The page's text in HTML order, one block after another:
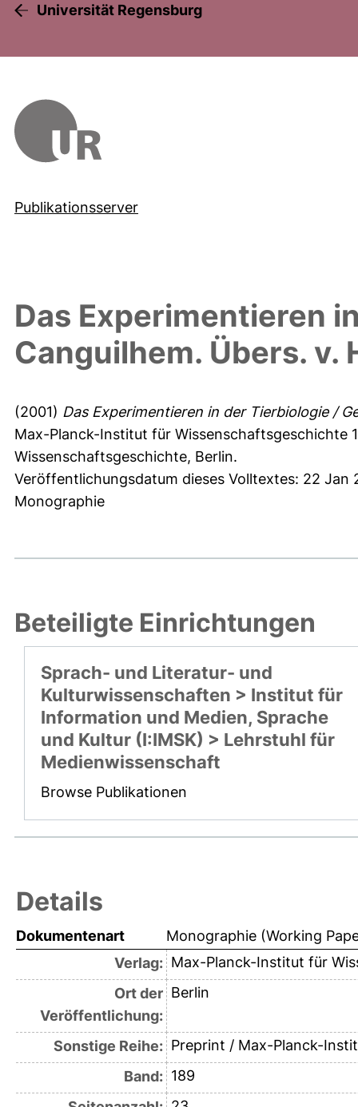
Universität Regensburg
Publikationsserver
Das Experimentieren
Canguilhem. Übers. v.
(2001) Das Experimentieren in der Tierbiologie /
Max-Planck-Institut für Wissenschaftsgeschichte
Wissenschaftsgeschichte, Berlin.
Veröffentlichungsdatum dieses Volltextes: 22 Jan
Monographie
Beteiligte Einrichtungen
Sprach- und Literatur- und
Kulturwissenschaften > Institut für
Information und Medien, Sprache
und Kultur (I:IMSK) > Lehrstuhl für
Medienwissenschaft
Browse Publikationen
Details
Dokumentenart
Monographie (Working
Verlag: Max-Planck-Institut für
Ort der
Veröffentlichung:
Berlin
Sonstige Reihe: Preprint / Max-Planck-
Band: 189